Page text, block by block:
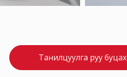
Танилцуулга руу буцах